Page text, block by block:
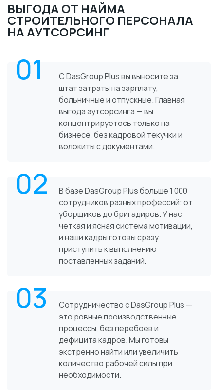
ВЫГОДА ОТ НАЙМА
СТРОИТЕЛЬНОГО ПЕРСОНАЛА
НА АУТСОРСИНГ
01
С DasGroup Plus вы выносите за
штат затраты на зарплату,
больничные и отпускные. Главная
выгода аутсорсинга — вы
концентрируетесь только на
бизнесе, без кадровой текучки и
волокиты с документами.
02
В базе DasGroup Plus больше 1 000
сотрудников разных профессий: от
уборщиков до бригадиров. У нас
четкая и ясная система мотивации,
и наши кадры готовы сразу
приступить к выполнению
поставленных заданий.
03
Сотрудничество с DasGroup Plus —
это ровные производственные
процессы, без перебоев и
дефицита кадров. Мы готовы
экстренно найти или увеличить
количество рабочей силы при
необходимости.